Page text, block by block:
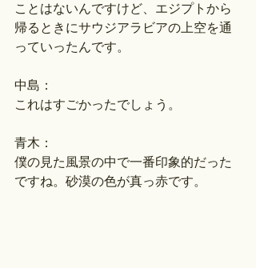
ことはないんですけど、エジプトから
帰るときにサウジアラビアの上空を通
っていったんです。
中島：
これはすごかったでしょう。
青木：
僕の見た風景の中で一番印象的だった
ですね。砂漠の色が真っ赤です。